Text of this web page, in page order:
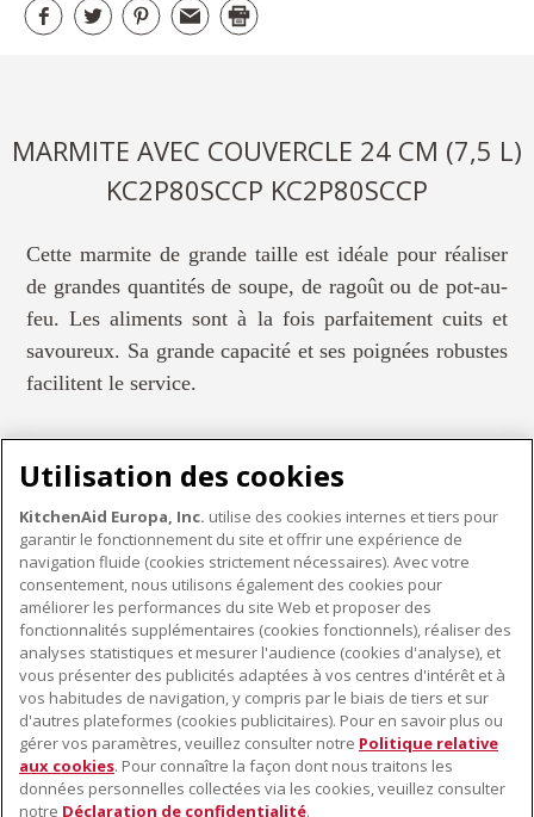
MARMITE AVEC COUVERCLE 24 CM (7,5 L)
KC2P80SCCP KC2P80SCCP
Cette marmite de grande taille est idéale pour réaliser
de grandes quantités de soupe, de ragoût ou de pot-au-
feu. Les aliments sont à la fois parfaitement cuits et
savoureux. Sa grande capacité et ses poignées robustes
facilitent le service.
KITCHENWARE
À PROPOS DE KITCHENAID
À propos de KitchenAid
Histoire de la marque
Communiqués de presse
ODR
NOS PRODUITS
Petits électroménagers
Matériel de cuisine
SERVICE CLIENT
Trouver un magasin
Utilisation des cookies
KitchenAid Europa, Inc. utilise des cookies internes et tiers pour
garantir le fonctionnement du site et offrir une expérience de
navigation fluide (cookies strictement nécessaires). Avec votre
consentement, nous utilisons également des cookies pour
améliorer les performances du site Web et proposer des
fonctionnalités supplémentaires (cookies fonctionnels), réaliser des
analyses statistiques et mesurer l'audience (cookies d'analyse), et
vous présenter des publicités adaptées à vos centres d'intérêt et à
vos habitudes de navigation, y compris par le biais de tiers et sur
d'autres plateformes (cookies publicitaires). Pour en savoir plus ou
gérer vos paramètres, veuillez consulter notre Politique relative
aux cookies. Pour connaître la façon dont nous traitons les
données personnelles collectées via les cookies, veuillez consulter
notre Déclaration de confidentialité.